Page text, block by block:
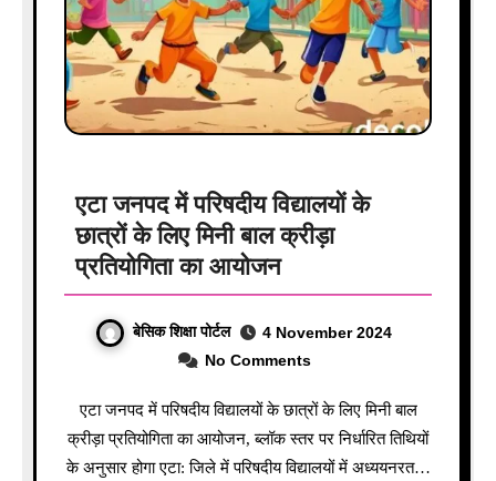
एटा जनपद में परिषदीय विद्यालयों के
छात्रों के लिए मिनी बाल क्रीड़ा
प्रतियोगिता का आयोजन
बेसिक शिक्षा पोर्टल
4 November 2024
No Comments
एटा जनपद में परिषदीय विद्यालयों के छात्रों के लिए मिनी बाल
क्रीड़ा प्रतियोगिता का आयोजन, ब्लॉक स्तर पर निर्धारित तिथियों
के अनुसार होगा एटा: जिले में परिषदीय विद्यालयों में अध्ययनरत…